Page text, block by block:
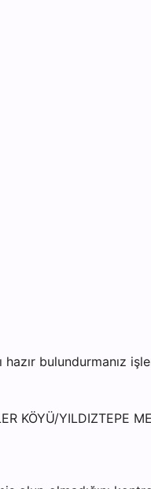
bulundurmanız
KÖYÜ/YILDIZTEPE